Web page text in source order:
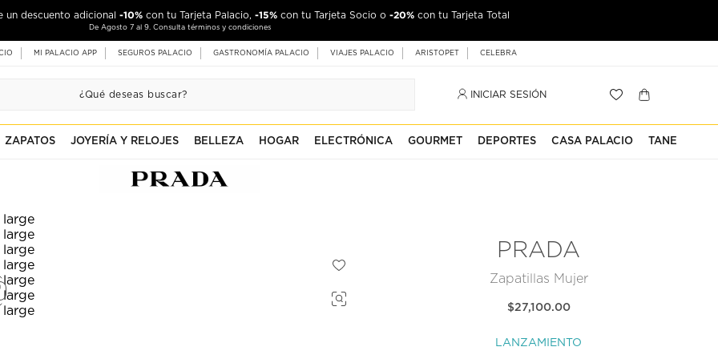
un descuento adicional -10% con tu Tarjeta Palacio, -15% con tu Tarjeta Socio o -20% con tu Tarjeta Total
De Agosto 7 al 9. Consulta términos y condiciones
MI PALACIO APP SEGUROS PALACIO GASTRONOMÍA PALACIO VIAJES PALACIO ARISTOPET CELEBRA
INICIAR SESIÓN
ZAPATOS JOYERÍA Y RELOJES BELLEZA HOGAR ELECTRÓNICA GOURMET DEPORTES CASA PALACIO TANE
PRADA
Zapatillas Mujer
$27,100.00
LANZAMIENTO